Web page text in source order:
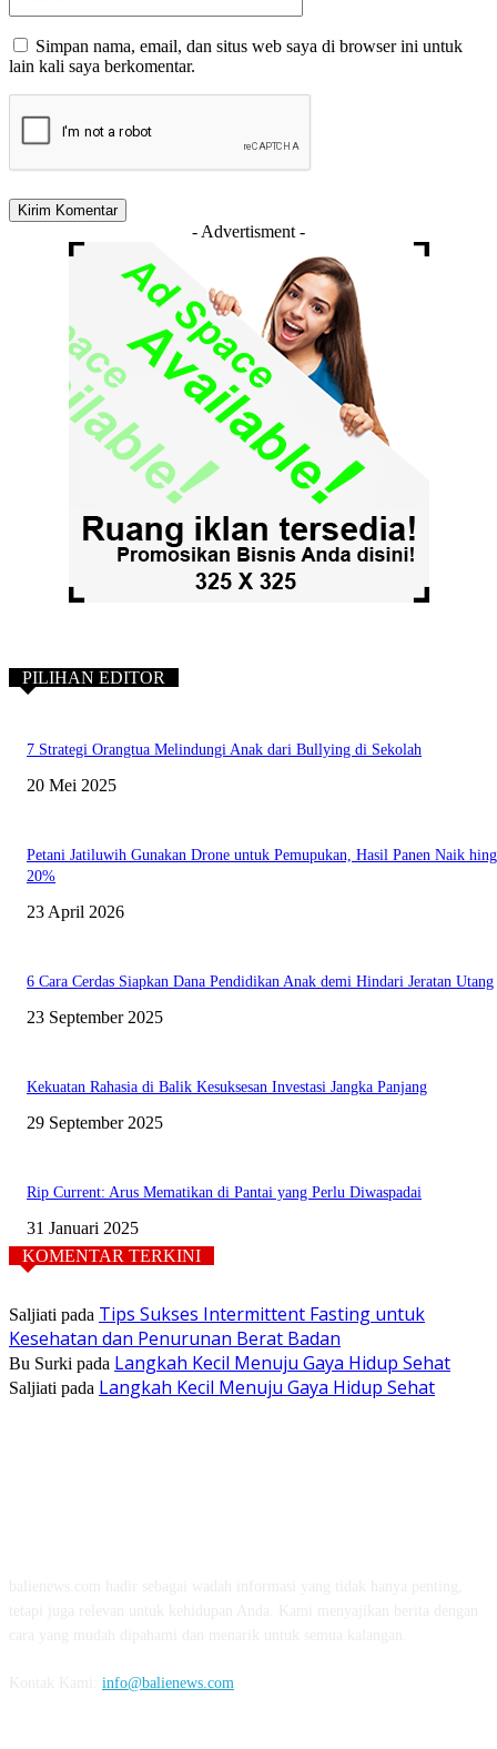
Simpan nama, email, dan situs web saya di browser ini untuk
lain kali saya berkomentar.
- Advertisment -
PILIHAN EDITOR
7 Strategi Orangtua Melindungi Anak dari Bullying di Sekolah
20 Mei 2025
Petani Jatiluwih Gunakan Drone untuk Pemupukan, Hasil Panen Naik
20%
23 April 2026
6 Cara Cerdas Siapkan Dana Pendidikan Anak demi Hindari Jeratan Utang
23 September 2025
Kekuatan Rahasia di Balik Kesuksesan Investasi Jangka Panjang
29 September 2025
Rip Current: Arus Mematikan di Pantai yang Perlu Diwaspadai
31 Januari 2025
KOMENTAR TERKINI
Saljiati pada Tips Sukses Intermittent Fasting untuk
Kesehatan dan Penurunan Berat Badan
Bu Surki pada Langkah Kecil Menuju Gaya Hidup Sehat
Saljiati pada Langkah Kecil Menuju Gaya Hidup Sehat
info@balienews.com